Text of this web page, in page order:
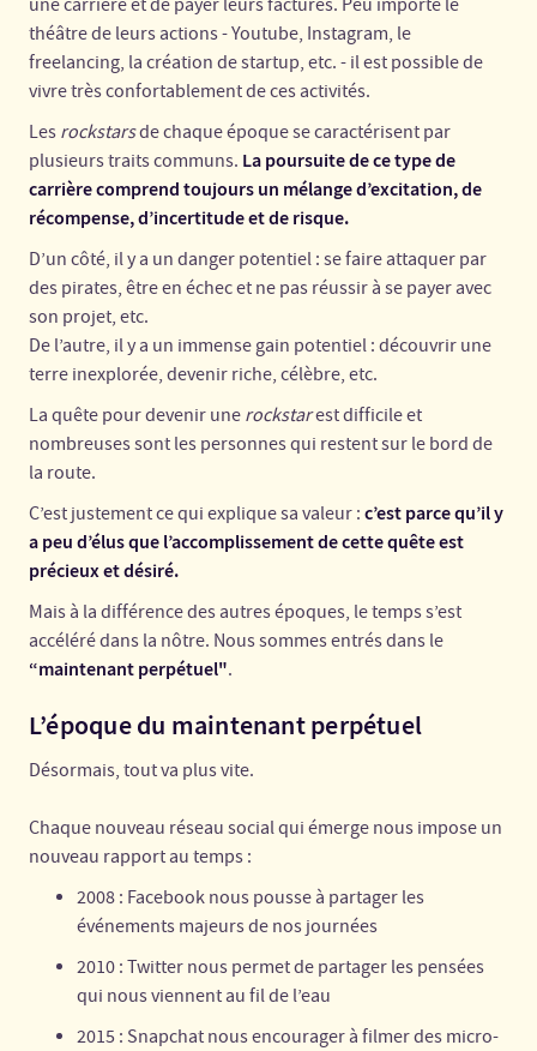
une carrière et de payer leurs factures. Peu importe le
théâtre de leurs actions - Youtube, Instagram, le
freelancing, la création de startup, etc. - il est possible de
vivre très confortablement de ces activités.
Les rockstarsde chaque époque se caractérisent par
plusieurs traits communs. La poursuite de ce type de
carrière comprend toujours un mélange d’excitation, de
récompense, d’incertitude et de risque.
D’un côté, il y a un danger potentiel : se faire attaquer par
des pirates, être en échec et ne pas réussir à se payer avec
son projet, etc.
De l’autre, il y a un immense gain potentiel : découvrir une
terre inexplorée, devenir riche, célèbre, etc.
La quête pour devenir une rockstarest difficile et
nombreuses sont les personnes qui restent sur le bord de
la route.
C’est justement ce qui explique sa valeur : c’est parce qu’il y
a peu d’élus que l’accomplissement de cette quête est
précieux et désiré.
Mais à la différence des autres époques, le temps s’est
accéléré dans la nôtre. Nous sommes entrés dans le
“maintenant perpétuel".
L’époque du maintenant perpétuel
Désormais, tout va plus vite.
Chaque nouveau réseau social qui émerge nous impose un
nouveau rapport au temps :
2008 : Facebook nous pousse à partager les
événements majeurs de nos journées
2010 : Twitter nous permet de partager les pensées
qui nous viennent au fil de l’eau
2015 : Snapchat nous encourager à filmer des micro-